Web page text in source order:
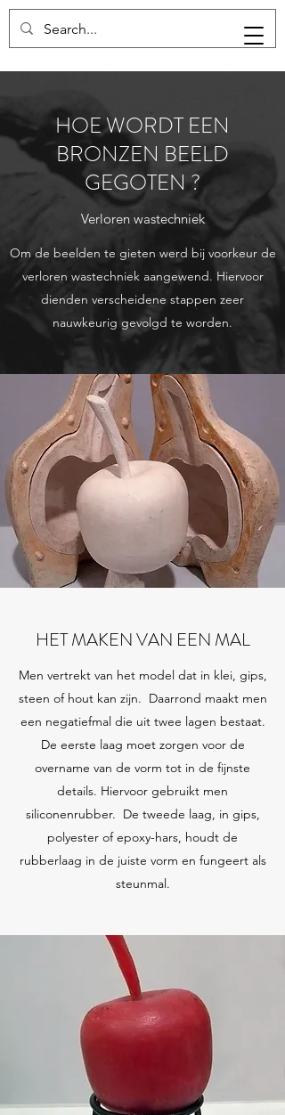
FRANS JOCHEMS
HOE WORDT EEN
BRONZEN BEELD
GEGOTEN ?
Verloren wastechniek
Om de beelden te gieten werd bij voorkeur de
verloren wastechniek aangewend. Hiervoor
dienden verscheidene stappen zeer
nauwkeurig gevolgd te worden.
HET MAKEN VAN EEN MAL
Men vertrekt van het model dat in klei, gips,
steen of hout kan zijn. Daarrond maakt men
een negatiefmal die uit twee lagen bestaat.
De eerste laag moet zorgen voor de
overname van de vorm tot in de fijnste
details. Hiervoor gebruikt men
siliconenrubber. De tweede laag, in gips,
polyester of epoxy-hars, houdt de
rubberlaag in de juiste vorm en fungeert als
steunmal.